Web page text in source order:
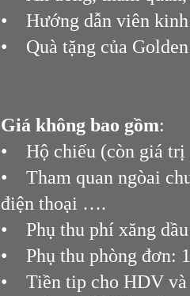
• Hướng dẫn viên
• Quà tặng của
Giá không bao gồm:
• Hộ chiếu (còn giá trị
• Tham quan ngòai
điện thoại ….
• Phụ thu phí xăng
• Phụ thu phòng đơn:
• Tiền tip cho HDV và